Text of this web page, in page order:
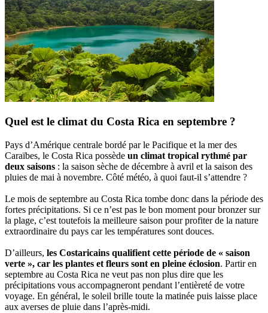
Quel est le climat du Costa Rica en septembre ?
Pays d’Amérique centrale bordé par le Pacifique et la mer des
Caraïbes, le Costa Rica possède un climat tropical rythmé par
deux saisons : la saison sèche de décembre à avril et la saison des
pluies de mai à novembre. Côté météo, à quoi faut-il s’attendre ?
Le mois de septembre au Costa Rica tombe donc dans la période des
fortes précipitations. Si ce n’est pas le bon moment pour bronzer sur
la plage, c’est toutefois la meilleure saison pour profiter de la nature
extraordinaire du pays car les températures sont douces.
D’ailleurs, les Costaricains qualifient cette période de « saison
verte », car les plantes et fleurs sont en pleine éclosion. Partir en
septembre au Costa Rica ne veut pas non plus dire que les
précipitations vous accompagneront pendant l’entièreté de votre
voyage. En général, le soleil brille toute la matinée puis laisse place
aux averses de pluie dans l’après-midi.